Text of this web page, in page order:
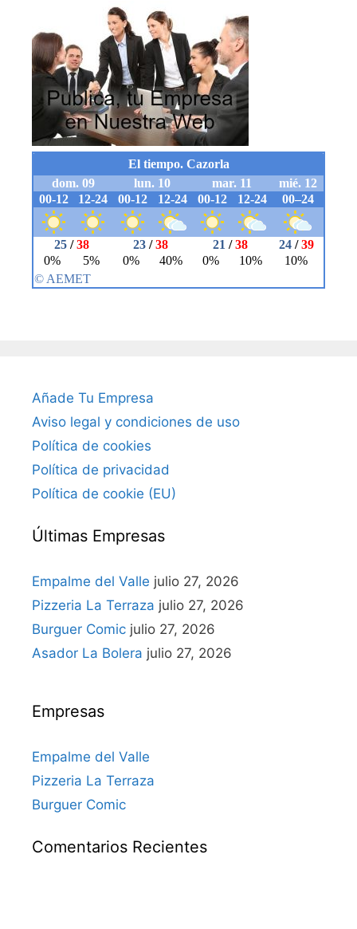
Añade Tu Empresa
Aviso legal y condiciones de uso
Política de cookies
Política de privacidad
Política de cookie (EU)
Últimas Empresas
Empalme del Valle julio 27, 2026
Pizzeria La Terraza julio 27, 2026
Burguer Comic julio 27, 2026
Asador La Bolera julio 27, 2026
Empresas
Empalme del Valle
Pizzeria La Terraza
Burguer Comic
Comentarios Recientes